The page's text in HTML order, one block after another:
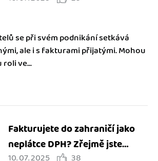
se při svém podnikání setkává
ale i s fakturami přijatými. Mohou
ve...
Fakturujete do zahraničí jako
neplátce DPH? Zřejmě jste
10. 07. 2025 38